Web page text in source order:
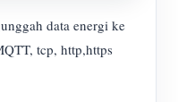
data energi ke
tcp, http,https